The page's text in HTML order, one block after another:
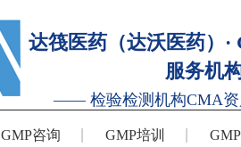
达筏医药（达沃医药）·
服务机
—— 检验检测机构CMA
GMP咨询 GMP培训